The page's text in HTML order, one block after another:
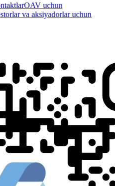
OAV uchun
va aksiyadorlar uchun